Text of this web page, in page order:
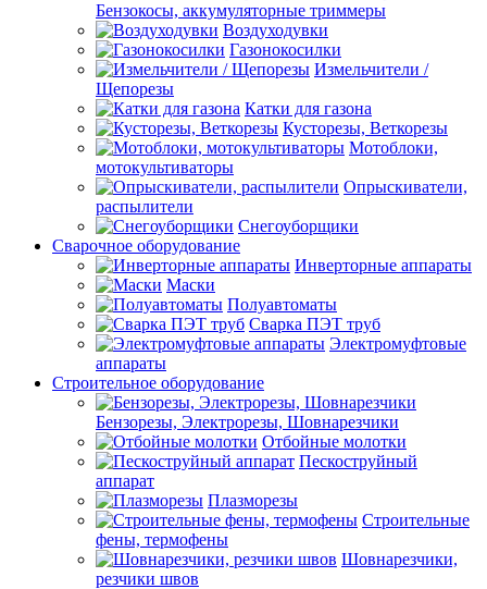
Бензокосы, аккумуляторные триммеры
Воздуходувки
Газонокосилки
Измельчители /
Щепорезы
Катки для газона
Кусторезы, Веткорезы
Мотоблоки,
мотокультиваторы
Опрыскиватели,
распылители
Снегоуборщики
Сварочное оборудование
Инверторные аппараты
Маски
Полуавтоматы
Сварка ПЭТ труб
Электромуфтовые
аппараты
Строительное оборудование
Бензорезы, Электрорезы, Шовнарезчики
Отбойные молотки
Пескоструйный
аппарат
Плазморезы
Строительные
фены, термофены
Шовнарезчики,
резчики швов